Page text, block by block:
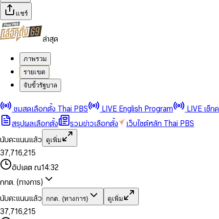
แชร์
ล่าสุด
ภาพรวม
รายเขต
จับขั้วรัฐบาล
ชมสดเลือกตั้ง Thai PBS LIVE English Program
LIVE เช็ก
สรุปผลเลือกตั้ง
รวมข่าวเลือกตั้ง
เว็บไซต์หลัก Thai PBS
นับคะแนนแล้ว
ดูเพิ่ม
0
1
2
3
4
5
6
8
9
2
3
4
5
6
7
8
9
,
0
2
4
6
7
8
9
0
1
2
3
4
5
6
7
8
1
3
5
6
7
8
9
,
1
2
4
5
7
8
9
0
1
3
4
6
7
8
0
2
3
4
5
7
8
อัปเดต ณ14:32
กกต. (ทางการ)
นับคะแนนแล้ว
กกต. (ทางการ) ดูเพิ่ม
0
1
2
3
0
1
2
4
5
6
7,
0
1
2
4
6
7
0
1
0
1
3
5
6,
1
2
0
1
0
2
3
4
5